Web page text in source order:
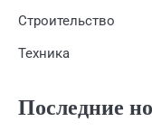
Строительство
Техника
Последние